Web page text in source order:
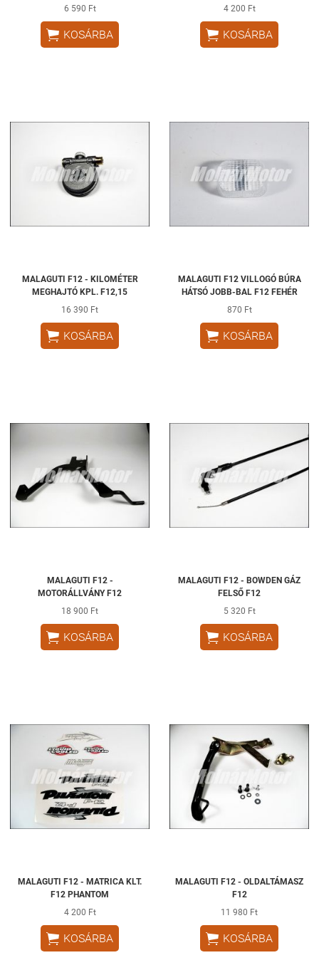
6 590 Ft
 KOSÁRBA
4 200 Ft
 KOSÁRBA
MALAGUTI F12 - KILOMÉTER
MEGHAJTÓ KPL. F12,15
16 390 Ft
 KOSÁRBA
MALAGUTI F12 VILLOGÓ BÚRA
HÁTSÓ JOBB-BAL F12 FEHÉR
870 Ft
 KOSÁRBA
MALAGUTI F12 -
MOTORÁLLVÁNY F12
18 900 Ft
 KOSÁRBA
MALAGUTI F12 - BOWDEN GÁZ
FELSŐ F12
5 320 Ft
 KOSÁRBA
MALAGUTI F12 - MATRICA KLT.
F12 PHANTOM
4 200 Ft
 KOSÁRBA
MALAGUTI F12 - OLDALTÁMASZ
F12
11 980 Ft
 KOSÁRBA